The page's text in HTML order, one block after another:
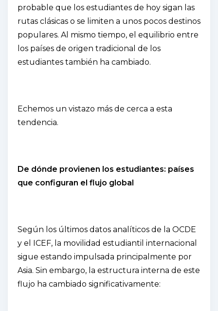
probable que los estudiantes de hoy sigan las
rutas clásicas o se limiten a unos pocos destinos
populares. Al mismo tiempo, el equilibrio entre
los países de origen tradicional de los
estudiantes también ha cambiado.
Echemos un vistazo más de cerca a esta
tendencia.
De dónde provienen los estudiantes: países
que configuran el flujo global
Según los últimos datos analíticos de la OCDE
y el ICEF, la movilidad estudiantil internacional
sigue estando impulsada principalmente por
Asia. Sin embargo, la estructura interna de este
flujo ha cambiado significativamente: